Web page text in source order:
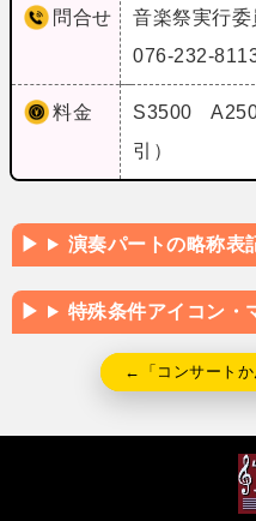
問合せ
音楽祭実行委
076-232-
料金
S3500
引）
演奏パートの略称表
特殊条件アイコン・
←「コンサートか